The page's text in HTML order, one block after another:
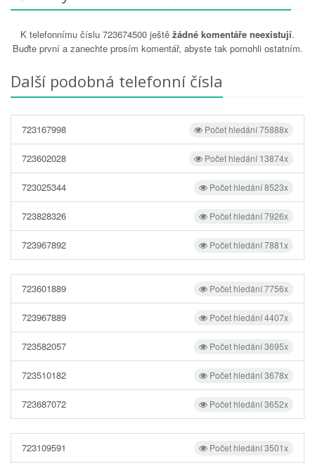
K telefonnímu číslu 723674500 ještě žádné komentáře neexistují.
Buďte první a zanechte prosím komentář, abyste tak pomohli ostatním.
Další podobná telefonní čísla
Počet hledání 75888x
723167998
Počet hledání 13874x
723602028
Počet hledání 8523x
723025344
Počet hledání 7926x
723828326
Počet hledání 7881x
723967892
Počet hledání 7756x
723601889
Počet hledání 4407x
723967889
Počet hledání 3695x
723582057
Počet hledání 3678x
723510182
Počet hledání 3652x
723687072
Počet hledání 3501x
723109591